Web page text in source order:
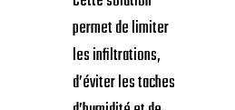
permet de limiter
les infiltrations,
d’éviter les taches